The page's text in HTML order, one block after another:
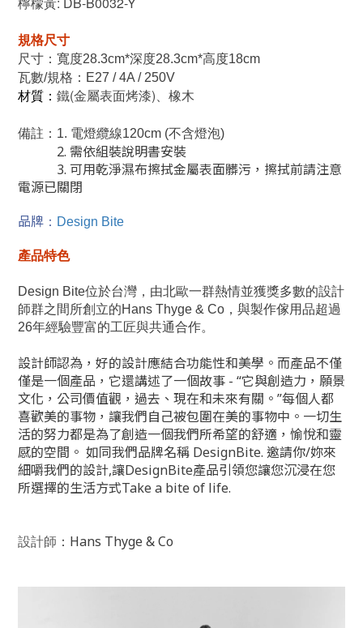
規格尺寸
尺寸 ： 寬度28.3cm*深度28.3cm*高度18cm
瓦數/規格：E27 / 4A / 250V
材質： 鐵(金屬表面烤漆)、橡木
備註：1. 電燈纜線120cm (不含燈泡)
2. 需依組裝說明書安裝
3. 可用乾淨濕布擦拭金屬表面髒污，擦拭前請注意
電源已關閉
品牌 ： Design Bite
產品特色
Design Bite位於台灣，由北歐一群熱情並獲獎多數的設計
師群之間所創立的Hans Thyge & Co，與製作傢用品超過
26年經驗豐富的工匠與共通合作。
設計師認為，好的設計應結合功能性和美學。 而產品不僅
僅是一個產品，它還講述了一個故事 - “它與創造力，願景
文化，公司價值觀，過去、現在和未來有關。”每個人都
喜歡美的事物，讓我們自己被包圍在美的事物中。一切生
活的努力都是為了創造一個我們所希望的舒適，愉悅和靈
感的空間。 如同我們品牌名稱 DesignBite. 邀請你/妳來
細嚼我們的設計,讓DesignBite產品引領您讓您沉浸在您
所選擇的生活方式Take a bite of life.
設計師 ： Hans Thyge & Co